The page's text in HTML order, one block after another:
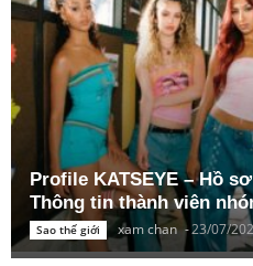
Profile KATSEYE – Hồ
Thông tin thành viên
Sao thế giới xam chan -23/07/